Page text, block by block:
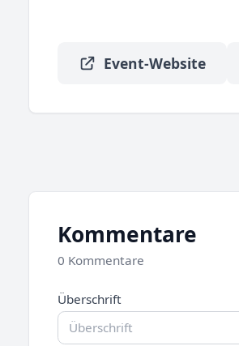
Event-Website
Kommentare
0 Kommentare
Überschrift